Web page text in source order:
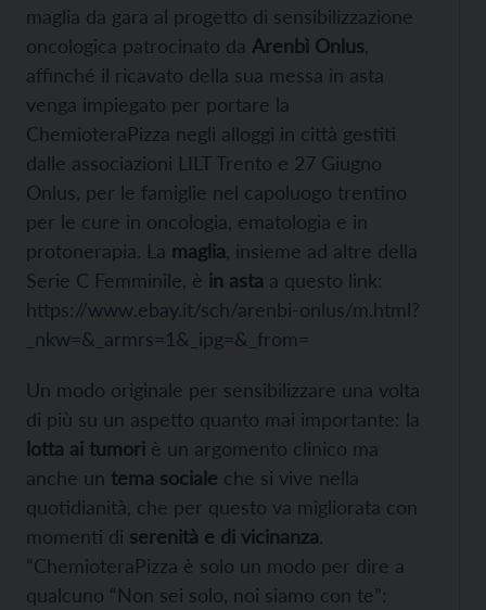
maglia da gara al progetto di sensibilizzazione
oncologica patrocinato da Arenbì Onlus
affinché il ricavato della sua messa in asta
venga impiegato per portare la
ChemioteraPizza negli alloggi in città gestiti
dalle associazioni LILT Trento e 27 Giugno
Onlus, per le famiglie nel capoluogo trentino
per le cure in oncologia, ematologia e in
protonerapia. La maglia , insieme ad altre della
Serie C Femminile, è in asta a questo link:
https://www.ebay.it/sch/arenbi-onlus/m.html?
_nkw=&_armrs=1&_ipg=&_from=
Un modo originale per sensibilizzare una volta
di più su un aspetto quanto mai importante: la
lotta ai tumori è un argomento clinico ma
anche un tema sociale che si vive nella
quotidianità, che per questo va migliorata con
momenti di serenità e di vicinanza.
“ChemioteraPizza è solo un modo per dire a
qualcuno “Non sei solo, noi siamo con te”: